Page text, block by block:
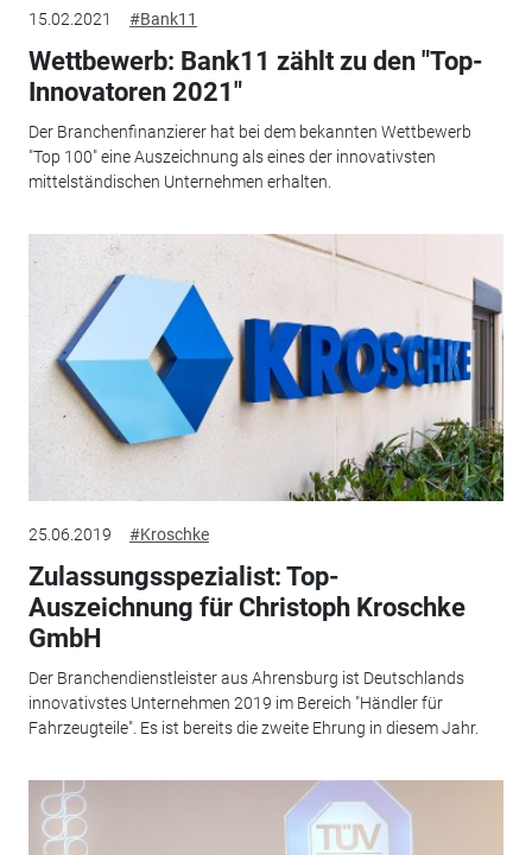
15.02.2021 #Bank11
Wettbewerb: Bank11 zählt zu den "Top-
Innovatoren 2021"
Der Branchenfinanzierer hat bei dem bekannten Wettbewerb
"Top 100" eine Auszeichnung als eines der innovativsten
mittelständischen Unternehmen erhalten.
25.06.2019 #Kroschke
Zulassungsspezialist: Top-
Auszeichnung für Christoph Kroschke
GmbH
Der Branchendienstleister aus Ahrensburg ist Deutschlands
innovativstes Unternehmen 2019 im Bereich "Händler für
Fahrzeugteile". Es ist bereits die zweite Ehrung in diesem Jahr.